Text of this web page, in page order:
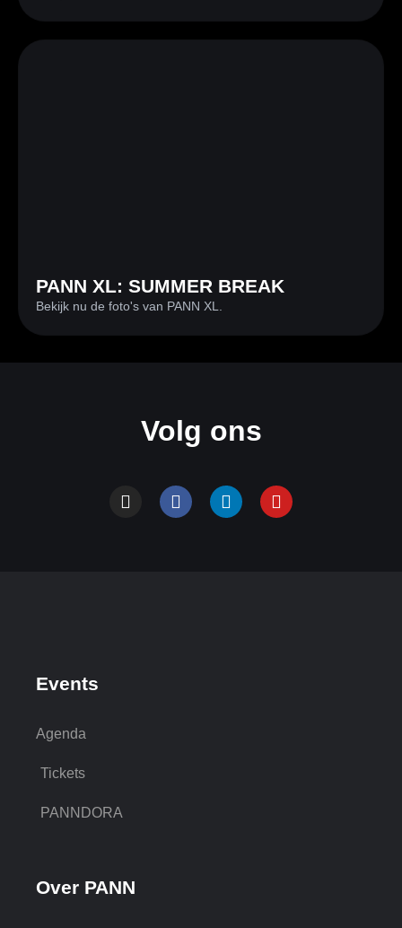
PANN XL: SUMMER BREAK
Bekijk nu de foto's van PANN XL.
Volg ons
Events
Agenda
Tickets
PANNDORA
Over PANN